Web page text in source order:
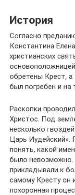
История
Согласно
Константина
христианских
обретены Крест, а
был погребен и на
Раскопки
Христос. Под
несколько
Царь Иудейский».
понять, какой
было невозможно.
прикладывали к
самому Кресту он
похоронная